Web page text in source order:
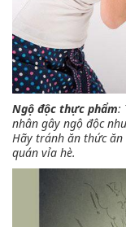
Ngộ độc thực phẩm:
nhân gây ngộ độc
Hãy tránh ăn thức
quán vỉa hè.